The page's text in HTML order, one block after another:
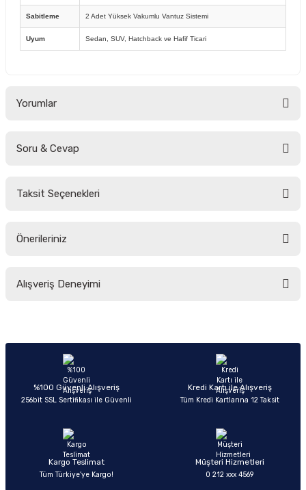
Sabitleme 2 Adet Yüksek Vakumlu Vantuz Sistemi
Uyum Sedan, SUV, Hatchback ve Hafif Ticari
Yorumlar
Soru & Cevap
Taksit Seçenekleri
Önerileriniz
yetersiz gördüğünüz noktaları öneri formunu kullanarak tarafımıza
Ürün açıklamasında eksik bilgiler bulunuyor.
Ürün bilgilerinde hatalar bulunuyor.
Ürün fiyatı diğer sitelerden daha pahalı.
Alışveriş Deneyimi
Sitemize ilk yorumu siz yapın!
%100 Güvenli Alışveriş
256bit SSL Sertifikası ile Güvenli
Kredi Kartı ile Alışveriş
Tüm Kredi Kartlarına 12 Taksit
Kargo Teslimat
Tüm Türkiye’ye Kargo!
Müşteri Hizmetleri
0 212 xxx 4569